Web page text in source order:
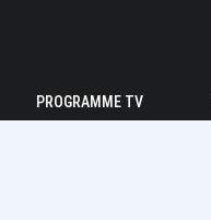
PROGRAMME TV